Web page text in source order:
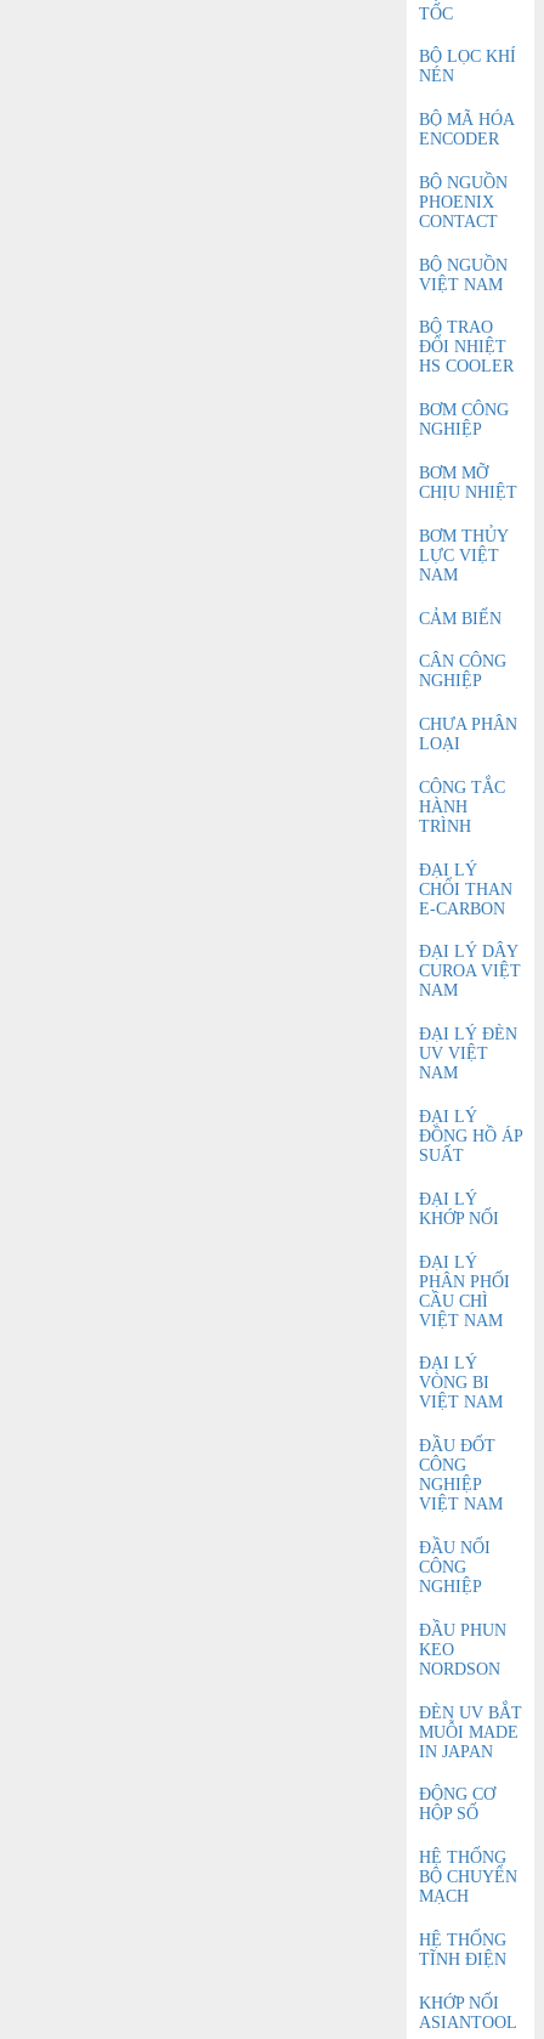
TỐC
BỘ LỌC KHÍ
NÉN
BỘ MÃ HÓA
ENCODER
BỘ NGUỒN
PHOENIX
CONTACT
BỘ NGUỒN
VIỆT NAM
BỘ TRAO
ĐỔI NHIỆT
HS COOLER
BƠM CÔNG
NGHIỆP
BƠM MỠ
CHỊU NHIỆT
BƠM THỦY
LỰC VIỆT
NAM
CẢM BIẾN
CÂN CÔNG
NGHIỆP
CHƯA PHÂN
LOẠI
CÔNG TẮC
HÀNH
TRÌNH
ĐẠI LÝ
CHỔI THAN
E-CARBON
ĐẠI LÝ DÂY
CUROA VIỆT
NAM
ĐẠI LÝ ĐÈN
UV VIỆT
NAM
ĐẠI LÝ
ĐỒNG HỒ ÁP
SUẤT
ĐẠI LÝ
KHỚP NỐI
ĐẠI LÝ
PHÂN PHỐI
CẦU CHÌ
VIỆT NAM
ĐẠI LÝ
VÒNG BI
VIỆT NAM
ĐẦU ĐỐT
CÔNG
NGHIỆP
VIỆT NAM
ĐẦU NỐI
CÔNG
NGHIỆP
ĐẦU PHUN
KEO
NORDSON
ĐÈN UV BẮT
MUỖI MADE
IN JAPAN
ĐỘNG CƠ
HỘP SỐ
HỆ THỐNG
BỘ CHUYỂN
MẠCH
HỆ THỐNG
TĨNH ĐIỆN
KHỚP NỐI
ASIANTOOL